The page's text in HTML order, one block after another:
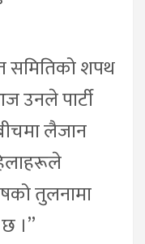
समितिको शपथ
उनले पार्टी
लैजान
तुलनामा
।”